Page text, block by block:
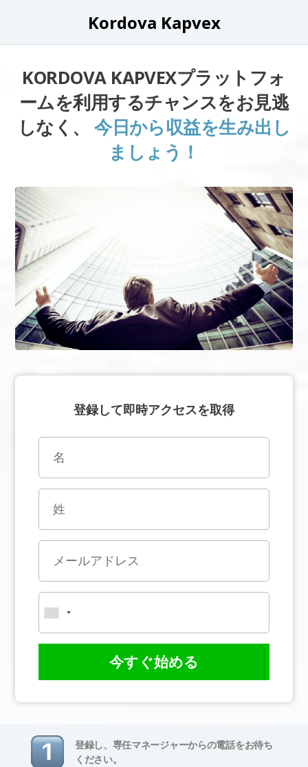
Kordova Kapvex
KORDOVA KAPVEXプラットフォ
ームを利用するチャンスをお見逃
しなく、今日から収益を生み出し
ましょう！
登録して即時アクセスを取得
今すぐ始める
登録し、専任マネージャーからの電話をお待ち
ください。